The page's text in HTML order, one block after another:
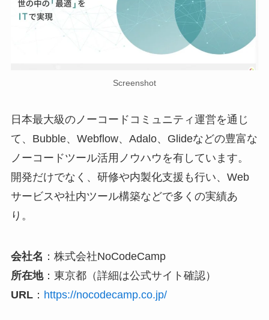
Screenshot
日本最大級のノーコードコミュニティ運営を通じ
て、Bubble、Webflow、Adalo、Glideなどの豊富な
ノーコードツール活用ノウハウを有しています。
開発だけでなく、研修や内製化支援も行い、Web
サービスや社内ツール構築などで多くの実績あ
り。
会社名 ：株式会社NoCodeCamp
所在地：東京都（詳細は公式サイト確認）
URL： https://nocodecamp.co.jp/